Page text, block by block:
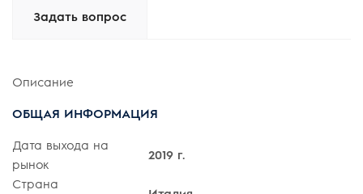
Задать вопрос
Описание
ОБЩАЯ ИНФОРМАЦИЯ
Дата выхода на
рынок
2019 г.
Страна